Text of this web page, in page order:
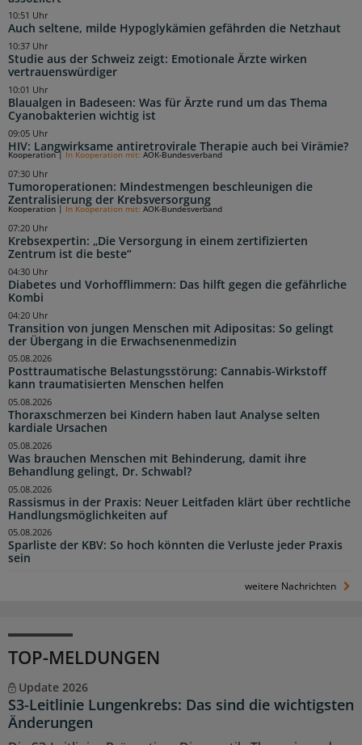
Auch seltene, milde Hypoglykämien gefährden die Netzhaut
10:51 Uhr
Studie aus der Schweiz zeigt: Emotionale Ärzte wirken
vertrauenswürdiger
10:37 Uhr
Blaualgen in Badeseen: Was für Ärzte rund um das Thema
Cyanobakterien wichtig ist
10:01 Uhr
HIV: Langwirksame antiretrovirale Therapie auch bei Virämie?
09:05 Uhr
Tumoroperationen: Mindestmengen beschleunigen die
Zentralisierung der Krebsversorgung
Kooperation| In Kooperation mit: AOK-Bundesverband
07:30 Uhr
Krebsexpertin: „Die Versorgung in einem zertifizierten
Zentrum ist die beste“
Kooperation In Kooperation mit: AOK-Bundesverband
07:20 Uhr
Diabetes und Vorhofflimmern: Das hilft gegen die gefährliche
Kombi
04:30 Uhr
Transition von jungen Menschen mit Adipositas: So gelingt
der Übergang in die Erwachsenenmedizin
04:20 Uhr
Posttraumatische Belastungsstörung: Cannabis-Wirkstoff
kann traumatisierten Menschen helfen
05.08.2026
Thoraxschmerzen bei Kindern haben laut Analyse selten
kardiale Ursachen
05.08.2026
Was brauchen Menschen mit Behinderung, damit ihre
Behandlung gelingt, Dr. Schwabl?
05.08.2026
Rassismus in der Praxis: Neuer Leitfaden klärt über rechtliche
Handlungsmöglichkeiten auf
05.08.2026
Sparliste der KBV: So hoch könnten die Verluste jeder Praxis
sein
05.08.2026
weitere Nachrichten
TOP-MELDUNGEN
Update 2026
S3-Leitlinie Lungenkrebs: Das sind die wichtigsten
Änderungen